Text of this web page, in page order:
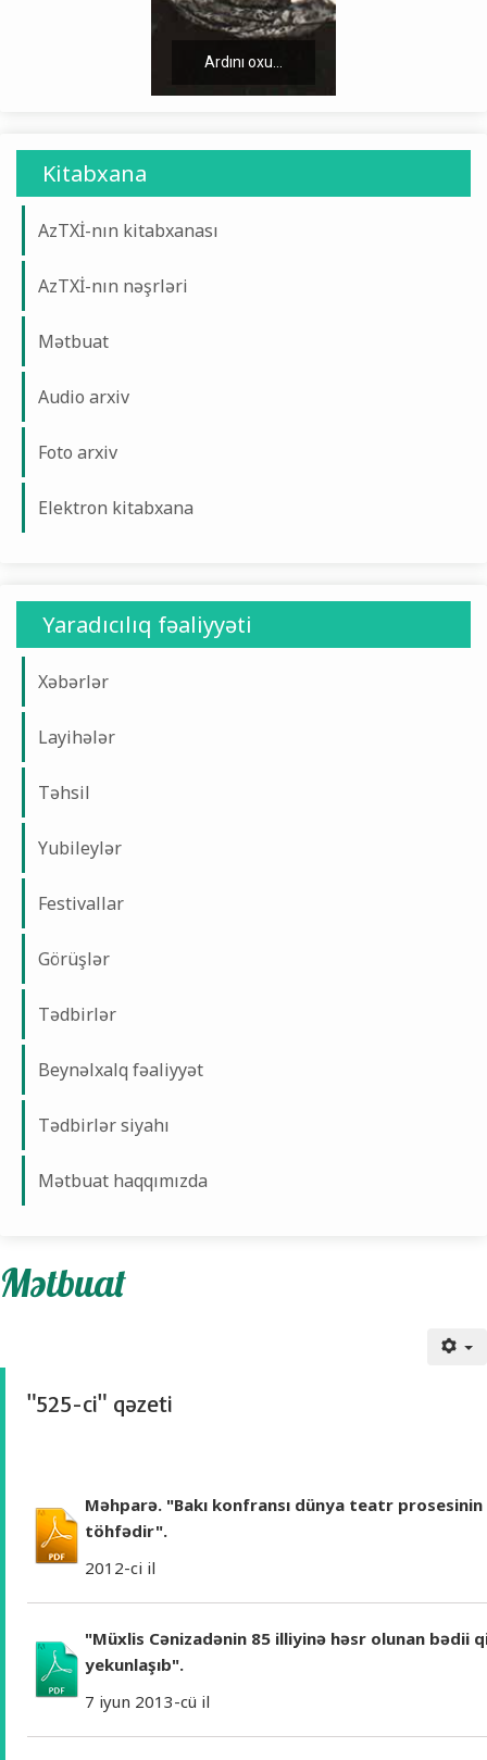
Ardını oxu...
Kitabxana
AzTXİ-nın kitabxanası
AzTXİ-nın nəşrləri
Mətbuat
Audio arxiv
Foto arxiv
Elektron kitabxana
Yaradıcılıq fəaliyyəti
Xəbərlər
Layihələr
Təhsil
Yubileylər
Festivallar
Görüşlər
Tədbirlər
Beynəlxalq fəaliyyət
Tədbirlər siyahı
Mətbuat haqqımızda
Mətbuat
"525-ci" qəzeti
Məhparə. "Bakı konfransı dünya teatr
töhfədir".
2012-ci il
"Müxlis Cənizadənin 85 illiyinə həsr olunan bədii
yekunlaşıb".
7 iyun 2013-cü il